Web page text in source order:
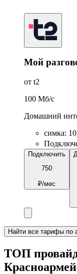
Мой
от t2
100 Мб/c
Домашний
симка: 10
Подключить
750
₽/мес
Найти все тарифы по
ТОП